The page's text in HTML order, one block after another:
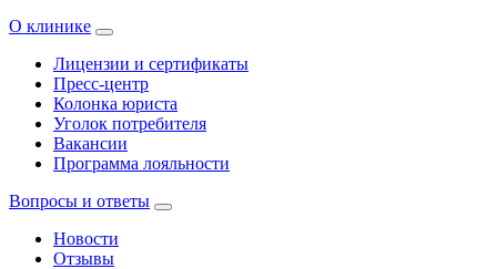
О клинике
Лицензии и сертификаты
Пресс-центр
Колонка юриста
Уголок потребителя
Вакансии
Программа лояльности
Вопросы и ответы
Новости
Отзывы